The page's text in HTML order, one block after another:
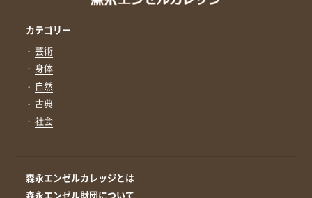
カテゴリー
芸術
身体
自然
古典
社会
森永エンゼルカレッジとは
森永エンゼル財団について